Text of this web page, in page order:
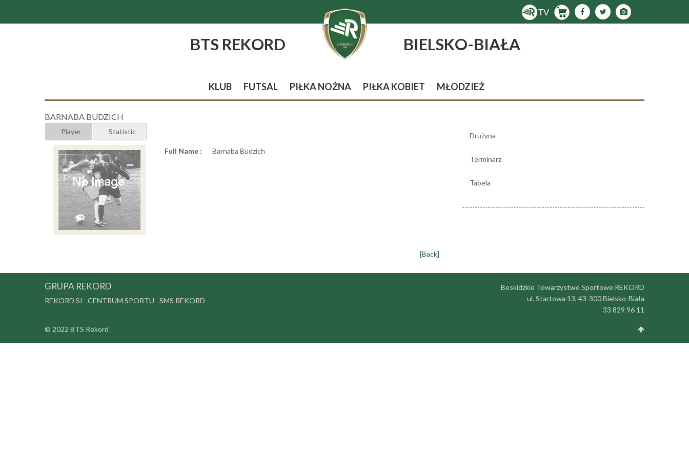
BTS REKORD BIELSKO-BIAŁA
KLUB FUTSAL PIŁKA NOŻNA PIŁKA KOBIET MŁODZIEŻ
BARNABA BUDZICH
Player Statistic
Full Name : Barnaba Budzich
[Back]
Drużyna
Terminarz
Tabela
GRUPA REKORD
REKORD SI CENTRUM SPORTU SMS REKORD
Beskidzkie Towarzystwo Sportowe REKORD
ul. Startowa 13, 43-300 Bielsko-Biała
33 829 96 11
© 2022 BTS Rekord